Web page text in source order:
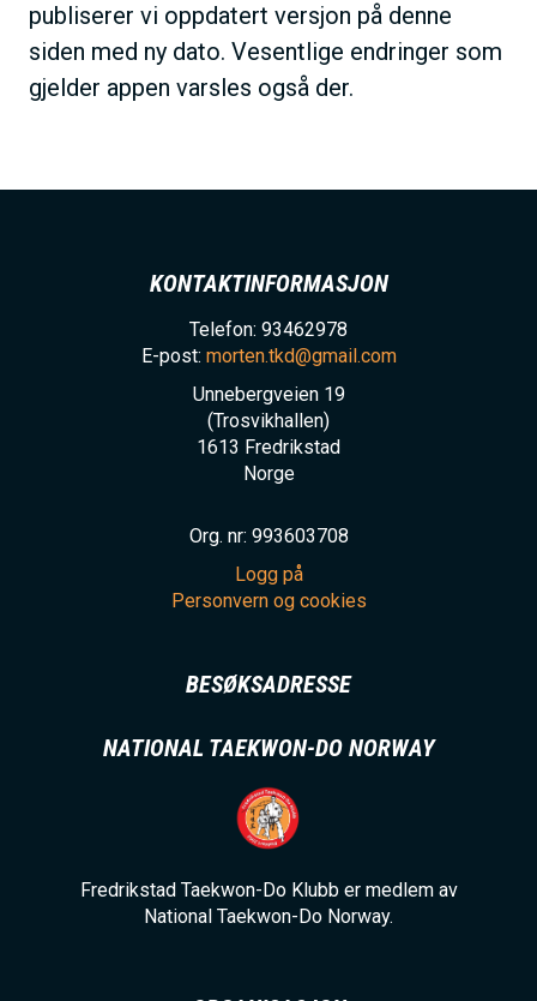
publiserer vi oppdatert versjon på denne
siden med ny dato. Vesentlige endringer som
gjelder appen varsles også der.
KONTAKTINFORMASJON
Telefon: 93462978
E-post: morten.tkd@gmail.com
Unnebergveien 19
(Trosvikhallen)
1613 Fredrikstad
Norge
Org. nr: 993603708
Logg på
Personvern og cookies
BESØKSADRESSE
NATIONAL TAEKWON-DO NORWAY
Fredrikstad Taekwon-Do Klubb er medlem av
National Taekwon-Do Norway.